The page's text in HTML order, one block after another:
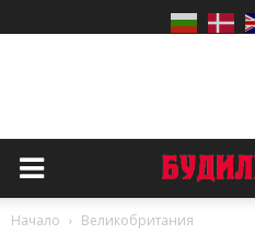
Начало Великобритания